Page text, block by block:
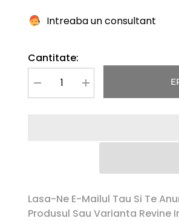
Intreaba un consultant
Cantitate:
Redu
cantitatea
Mareste
cantitatea
Ombre
Lasa-Ne E-Mailul Tau Si Te
Produsul Sau Varianta Revine